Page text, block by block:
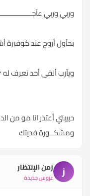
وربي وربي
بحآول أروح عند كوفيرة
ويآرب ألقى أحد تعرف
حبيبتي أعتذر انا مو من
ومشكــورة فديتك
ز زمن الإنتظار
عروس جديدة